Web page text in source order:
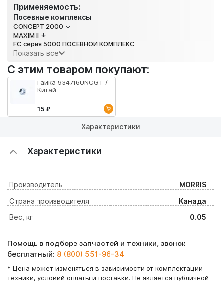
Применяемость:
Посевные комплексы
CONCEPT 2000
MAXIM ll
FC серия 5000 ПОСЕВНОЙ КОМПЛЕКС
Показать все
С этим товаром покупают:
Гайка 934716UNCGT /
Китай
15 ₽
Характеристики
Характеристики
Производитель
MORRIS
Страна производителя
Канада
Вес, кг
0.05
Помощь в подборе запчастей и техники, звонок
бесплатный: 8 (800) 551-96-34
* Цена может изменяться в зависимости от комплектации
техники, условий оплаты и поставки. Не является публичной